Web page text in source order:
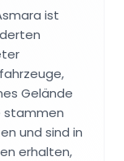
ist
Gelände
stammen
und sind in
erhalten,